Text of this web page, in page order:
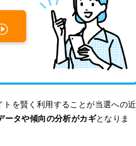
を賢く利用することが当選への近
ータや傾向の分析がカギとなりま